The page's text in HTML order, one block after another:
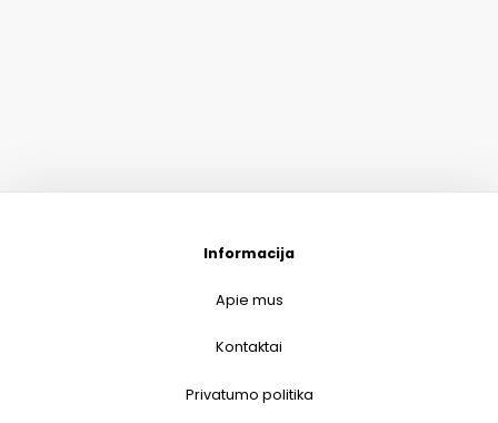
Informacija
Apie mus
Kontaktai
Privatumo politika